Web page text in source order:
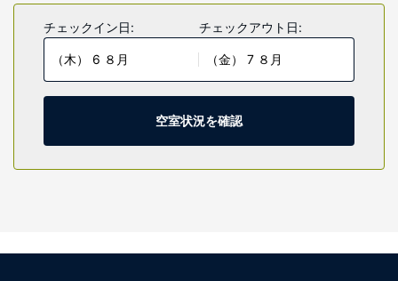
全 129 室ある客室には、暖炉、液晶テレビがあり、滞在をご
満喫いただけます。各客室には、専用のバルコニーがありま
す。WiFi (無料)をお使いいただけるほか、デジタルの番組を
ご覧いただけます。セーフティボックス、冷蔵庫をご利用い
ただけ、ハウスキーピング サービスは、毎日行われます。
メントを受けられるスパで贅沢な時間をお過ごしください。
サービス、ギフトショップ / ニューススタンドをご利用いた
チェックイン日:
（木） 6 ８月
チェックアウト日:
（金） 7 ８月
空室状況を確認